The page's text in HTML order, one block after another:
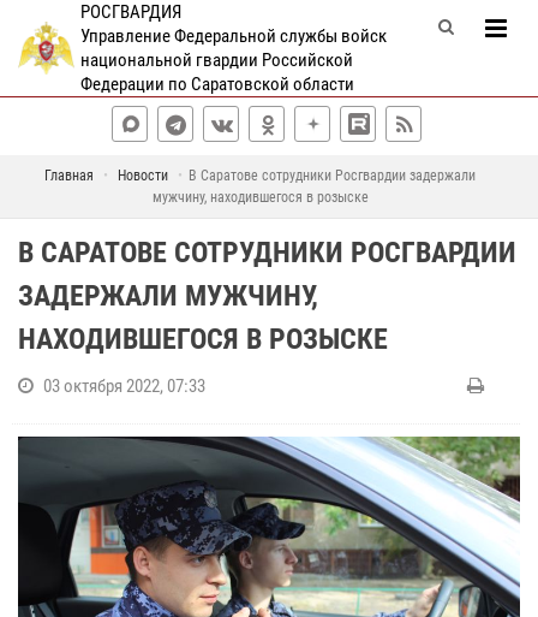
РОСГВАРДИЯ
Управление Федеральной службы войск
национальной гвардии Российской
Федерации по Саратовской области
Главная Новости
В Саратове сотрудники Росгвардии задержали
мужчину, находившегося в розыске
В САРАТОВЕ СОТРУДНИКИ РОСГВАРДИИ
ЗАДЕРЖАЛИ МУЖЧИНУ,
НАХОДИВШЕГОСЯ В РОЗЫСКЕ
03 октября 2022, 07:33